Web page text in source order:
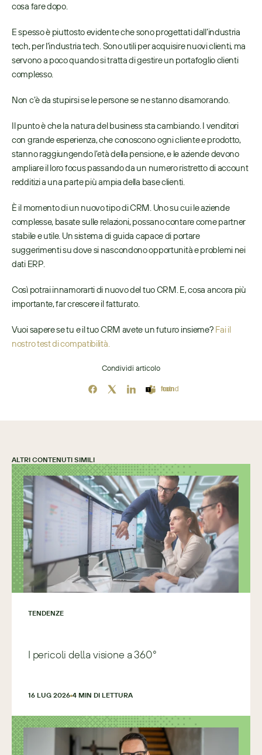
cosa fare dopo.
E spesso è piuttosto evidente che sono progettati dall’industria
tech, per l’industria tech. Sono utili per acquisire nuovi clienti, ma
servono a poco quando si tratta di gestire un portafoglio clienti
complesso.
Non c’è da stupirsi se le persone se ne stanno disamorando.
Il punto è che la natura del business sta cambiando. I venditori
con grande esperienza, che conoscono ogni cliente e prodotto,
stanno raggiungendo l’età della pensione, e le aziende devono
ampliare il loro focus passando da un numero ristretto di account
redditizi a una parte più ampia della base clienti.
È il momento di un nuovo tipo di CRM. Uno su cui le aziende
complesse, basate sulle relazioni, possano contare come partner
stabile e utile. Un sistema di guida capace di portare
suggerimenti su dove si nascondono opportunità e problemi nei
dati ERP.
Così potrai innamorarti di nuovo del tuo CRM. E, cosa ancora più
importante, far crescere il fatturato.
Vuoi sapere se tu e il tuo CRM avete un futuro insieme? Fai il
nostro test di compatibilità.
Condividi articolo
Icon not found
ALTRI CONTENUTI SIMILI
TENDENZE
I pericoli della visione a 360°
16 LUG 2026 4 MIN DI LETTURA